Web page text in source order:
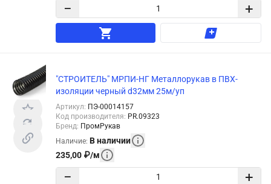
− +
"СТРОИТЕЛЬ" МРПИ-НГ Металлорукав в ПВХ-
изоляции черный d32мм 25м/уп
Артикул: ПЭ-00014157
Код производителя: PR.09323
Бренд: ПромРукав
Наличие: В наличии
235,00 ₽/м
− +